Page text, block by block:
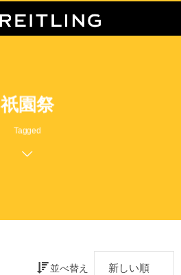
祇園祭
Tagged
並べ替え